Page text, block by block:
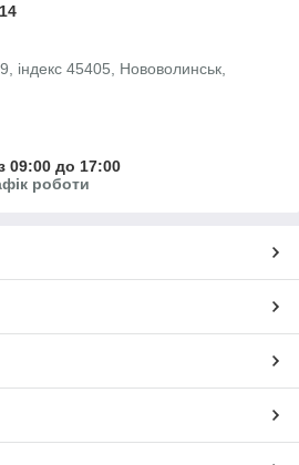
індекс 45405, Нововолинськ,
09:00 до 17:00
роботи